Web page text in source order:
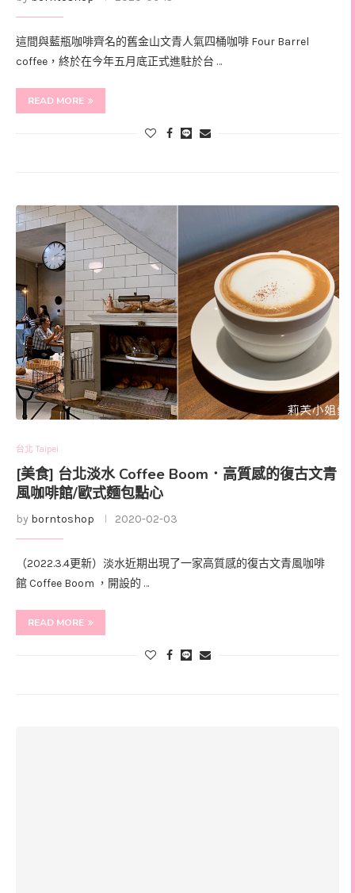
這間與藍瓶咖啡齊名的舊金山文青人氣四桶咖啡 Four Barrel
coffee，終於在今年五月底正式進駐於台 …
READ MORE
台北 Taipei
[美食] 台北淡水 Coffee Boom．高質感的復古文青
風咖啡館/歐式麵包點心
by borntoshop 2020-02-03
（2022.3.4更新）淡水近期出現了一家高質感的復古文青風咖啡
館 Coffee Boom ，開設的 …
READ MORE